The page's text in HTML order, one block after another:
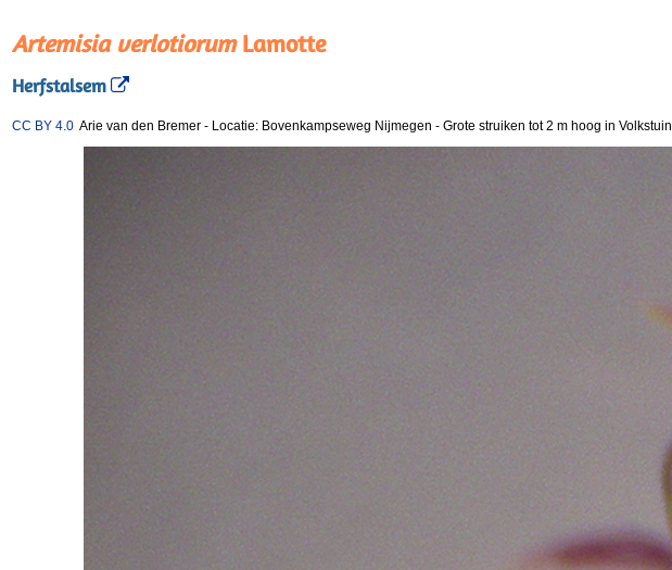
Artemisia verlotiorumLamotte
Herfstalsem
CC BY 4.0 Arie van den Bremer - Locatie: Bovenkampseweg Nijmegen - Grote struiken tot 2 m hoog in Volkstuin